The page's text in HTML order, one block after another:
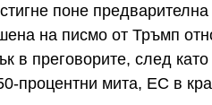
поне предварителна
на писмо от Тръмп
в преговорите, след
процентни мита, ЕС в